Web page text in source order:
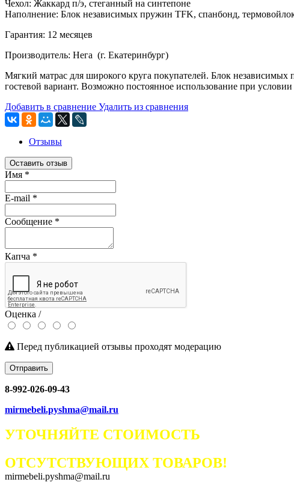
Чехол: Жаккард п/э, стеганный на синтепоне
Наполнение: Блок независимых пружин TFK, спанбонд,
Гарантия: 12 месяцев
Производитель: Нега (г. Екатеринбург)
Мягкий матрас для широкого круга покупателей. Блок независимых
гостевой вариант. Возможно постоянное использование при
Добавить в сравнение Удалить из сравнения
Отзывы
Оставить отзыв
Имя *
E-mail *
Сообщение *
Капча *
Оценка /
Перед публикацией отзывы проходят модерацию
Отправить
8-992-026-09-43
mirmebeli.pyshma@mail.ru
УТОЧНЯЙТЕ СТОИМОСТЬ
ОТСУТСТВУЮЩИХ ТОВАРОВ!
mirmebeli.pyshma@mail.ru